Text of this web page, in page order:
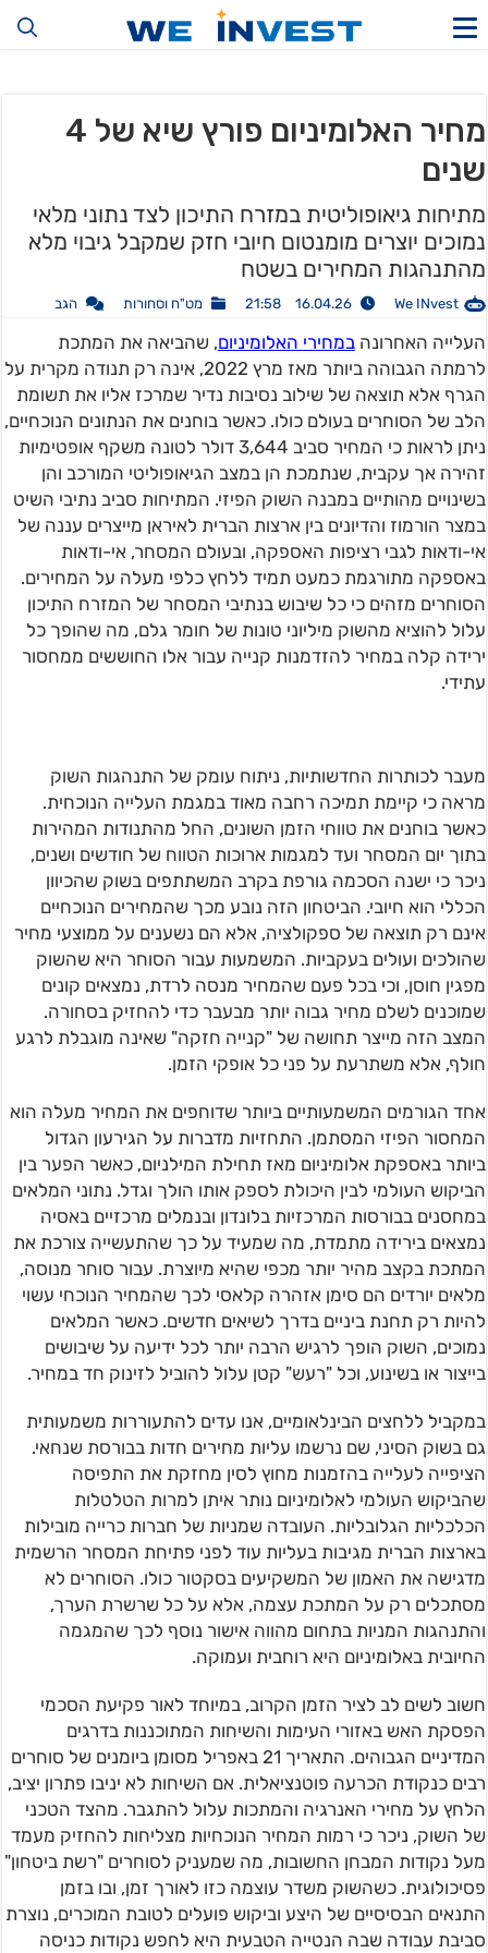
מחיר האלומיניום פורץ שיא של 4
שנים
מתיחות גיאופוליטית במזרח התיכון לצד נתוני מלאי
נמוכים יוצרים מומנטום חיובי חזק שמקבל גיבוי מלא
מהתנהגות המחירים בשטח
We INvest
16.04.26 21:58 מט"ח וסחורות הגב
העלייה האחרונהבמחירי האלומיניום, שהביאה את המתכת
לרמתה הגבוהה ביותר מאז מרץ 2022, אינה רק תנודה מקרית על
הגרף אלא תוצאה של שילוב נסיבות נדיר שמרכז אליו את תשומת
הלב של הסוחרים בעולם כולו. כאשר בוחנים את הנתונים הנוכחיים,
ניתן לראות כי המחיר סביב 3,644 דולר לטונה משקף אופטימיות
זהירה אך עקבית, שנתמכת הן במצב הגיאופוליטי המורכב והן
בשינויים מהותיים במבנה השוק הפיזי. המתיחות סביב נתיבי השיט
במצר הורמוז והדיונים בין ארצות הברית לאיראן מייצרים עננה של
אי-ודאות לגבי רציפות האספקה, ובעולם המסחר, אי-ודאות
באספקה מתורגמת כמעט תמיד ללחץ כלפי מעלה על המחירים.
הסוחרים מזהים כי כל שיבוש בנתיבי המסחר של המזרח התיכון
עלול להוציא מהשוק מיליוני טונות של חומר גלם, מה שהופך כל
ירידה קלה במחיר להזדמנות קנייה עבור אלו החוששים ממחסור
עתידי.
מעבר לכותרות החדשותיות, ניתוח עומק של התנהגות השוק
מראה כי קיימת תמיכה רחבה מאוד במגמת העלייה הנוכחית.
כאשר בוחנים את טווחי הזמן השונים, החל מהתנודות המהירות
בתוך יום המסחר ועד למגמות ארוכות הטווח של חודשים ושנים,
ניכר כי ישנה הסכמה גורפת בקרב המשתתפים בשוק שהכיוון
הכללי הוא חיובי. הביטחון הזה נובע מכך שהמחירים הנוכחיים
אינם רק תוצאה של ספקולציה, אלא הם נשענים על ממוצעי מחיר
שהולכים ועולים בעקביות. המשמעות עבור הסוחר היא שהשוק
מפגין חוסן, וכי בכל פעם שהמחיר מנסה לרדת, נמצאים קונים
שמוכנים לשלם מחיר גבוה יותר מבעבר כדי להחזיק בסחורה.
המצב הזה מייצר תחושה של "קנייה חזקה" שאינה מוגבלת לרגע
חולף, אלא משתרעת על פני כל אופקי הזמן.
אחד הגורמים המשמעותיים ביותר שדוחפים את המחיר מעלה הוא
המחסור הפיזי המסתמן. התחזיות מדברות על הגירעון הגדול
ביותר באספקת אלומיניום מאז תחילת המילניום, כאשר הפער בין
הביקוש העולמי לבין היכולת לספק אותו הולך וגדל. נתוני המלאים
במחסנים בבורסות המרכזיות בלונדון ובנמלים מרכזיים באסיה
נמצאים בירידה מתמדת, מה שמעיד על כך שהתעשייה צורכת את
המתכת בקצב מהיר יותר מכפי שהיא מיוצרת. עבור סוחר מנוסה,
מלאים יורדים הם סימן אזהרה קלאסי לכך שהמחיר הנוכחי עשוי
להיות רק תחנת ביניים בדרך לשיאים חדשים. כאשר המלאים
נמוכים, השוק הופך לרגיש הרבה יותר לכל ידיעה על שיבושים
בייצור או בשינוע, וכל "רעש" קטן עלול להוביל לזינוק חד במחיר.
במקביל ללחצים הבינלאומיים, אנו עדים להתעוררות משמעותית
גם בשוק הסיני, שם נרשמו עליות מחירים חדות בבורסת שנחאי.
הציפייה לעלייה בהזמנות מחוץ לסין מחזקת את התפיסה
שהביקוש העולמי לאלומיניום נותר איתן למרות הטלטלות
הכלכליות הגלובליות. העובדה שמניות של חברות כרייה מובילות
בארצות הברית מגיבות בעליות עוד לפני פתיחת המסחר הרשמית
מדגישה את האמון של המשקיעים בסקטור כולו. הסוחרים לא
מסתכלים רק על המתכת עצמה, אלא על כל שרשרת הערך,
והתנהגות המניות בתחום מהווה אישור נוסף לכך שהמגמה
החיובית באלומיניום היא רוחבית ועמוקה.
חשוב לשים לב לציר הזמן הקרוב, במיוחד לאור פקיעת הסכמי
הפסקת האש באזורי העימות והשיחות המתוכננות בדרגים
המדיניים הגבוהים. התאריך 21 באפריל מסומן ביומנים של סוחרים
רבים כנקודת הכרעה פוטנציאלית. אם השיחות לא יניבו פתרון יציב,
הלחץ על מחירי האנרגיה והמתכות עלול להתגבר. מהצד הטכני
של השוק, ניכר כי רמות המחיר הנוכחיות מצליחות להחזיק מעמד
מעל נקודות המבחן החשובות, מה שמעניק לסוחרים "רשת ביטחון"
פסיכולוגית. כשהשוק משדר עוצמה כזו לאורך זמן, ובו בזמן
התנאים הבסיסיים של היצע וביקוש פועלים לטובת המוכרים, נוצרת
סביבת עבודה שבה הנטייה הטבעית היא לחפש נקודות כניסה